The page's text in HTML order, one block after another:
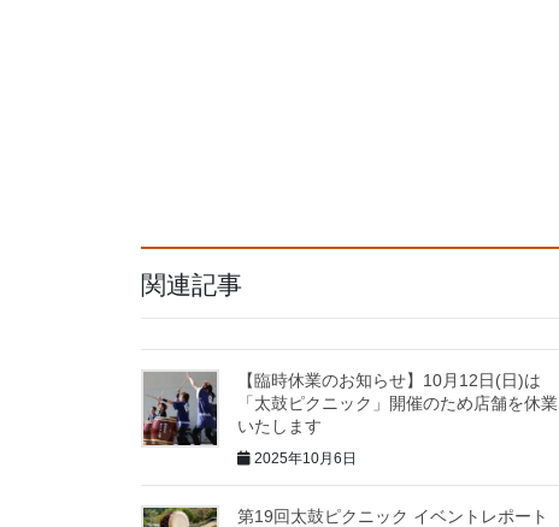
関連記事
【臨時休業のお知らせ】10月12日(日)は
「太鼓ピクニック」開催のため店舗を休業
いたします
2025年10月6日
第19回太鼓ピクニック イベントレポート